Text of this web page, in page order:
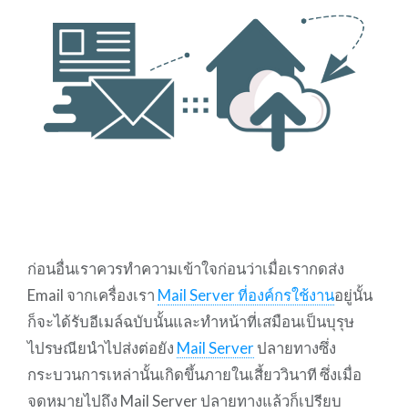
ก่อนอื่นเราควรทำความเข้าใจก่อนว่าเมื่อเรากดส่ง
Email จากเครื่องเรา Mail Server ที่องค์กรใช้งานอยู่นั้น
ก็จะได้รับอีเมล์ฉบับนั้นและทำหน้าที่เสมือนเป็นบุรุษ
ไปรษณียนำไปส่งต่อยัง Mail Serverปลายทางซึ่ง
กระบวนการเหล่านั้นเกิดขึ้นภายในเสี้ยววินาที ซึ่งเมื่อ
จดหมายไปถึง Mail Server ปลายทางแล้วก็เปรียบ